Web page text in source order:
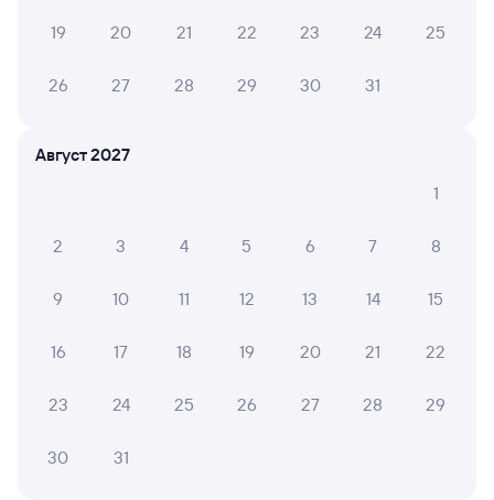
А ещё здесь можно найти
19 20 21 22 23 24 25
26 27 28 29 30 31
Август 2027
1
2 3 4 5 6 7 8
9 10 11 12 13 14 15
16 17 18 19 20 21 22
23 24 25 26 27 28 29
30 31